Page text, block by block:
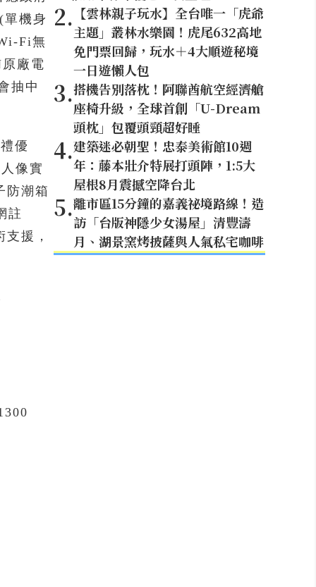
機身
Fi無
廠電
抽中
優
像實
防潮箱
註
援，
2. 【雲林親子玩水】全台唯一「虎爺
主題」叢林水樂園！虎尾632高地
免門票回歸，玩水＋4大順遊秘境
一日遊懶人包
3.搭機告別落枕！阿聯酋航空經濟艙
座椅升級，全球首創「U-Dream
頭枕」包覆頭頸超好睡
4.建築迷必朝聖！忠泰美術館10週
年：藤本壯介特展打頭陣，1:5大
屋根8月震撼空降台北
5.離市區15分鐘的嘉義祕境路線！造
訪「台版神隱少女湯屋」清豐濤
月、湖景窯烤披薩與人氣私宅咖啡